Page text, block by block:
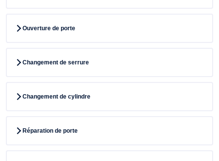
Ouverture de porte
Changement de serrure
Changement de cylindre
Réparation de porte